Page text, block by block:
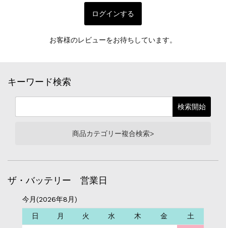
ログインする
お客様のレビューをお待ちしています。
キーワード検索
商品カテゴリー複合検索>
ザ・バッテリー 営業日
今月(2026年8月)
日 月 火 水 木 金 土